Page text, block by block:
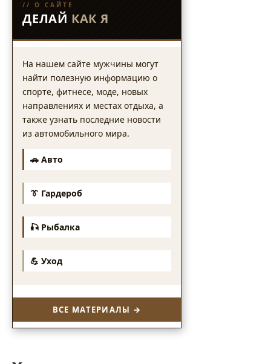
// О САЙТЕ
ДЕЛАЙ КАК Я
На нашем сайте мужчины могут
найти полезную информацию о
спорте, фитнесе, моде, новых
направлениях и местах отдыха, а
также узнать последние новости
из автомобильного мира.
🚗 Авто
👔 Гардероб
🎣 Рыбалка
💪 Уход
ВСЕ МАТЕРИАЛЫ →